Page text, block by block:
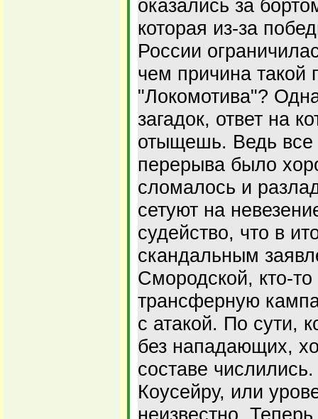
оказались за
которая из-за
России
чем причина такой
"Локомотива"?
загадок, ответ на
отыщешь. Ведь все
перерыва было
сломалось и
сетуют на
судейство, что в
скандальным
Смородской, кто-
трансферную
с атакой. По сути,
без нападающих,
составе
Коусейру, или
неизвестно.